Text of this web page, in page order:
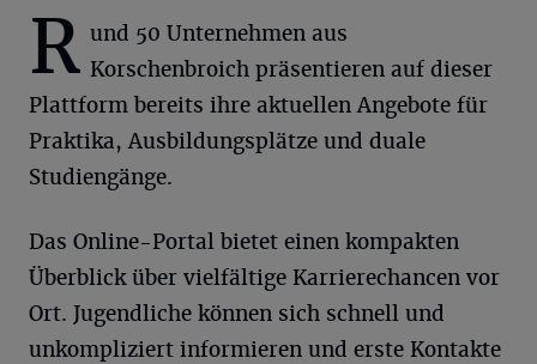
R und 50 Unternehmen aus
Korschenbroich präsentieren auf dieser
Plattform bereits ihre aktuellen Angebote für
Praktika, Ausbildungsplätze und duale
Studiengänge.
Das Online-Portal bietet einen kompakten
Überblick über vielfältige Karrierechancen vor
Ort. Jugendliche können sich schnell und
unkompliziert informieren und erste Kontakte